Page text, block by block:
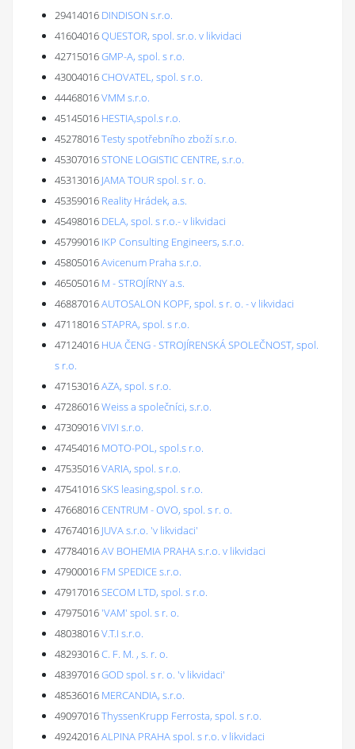
29414016 DINDISON s.r.o.
41604016QUESTOR, spol. sr.o. v likvidaci
42715016GMP-A, spol. s r.o.
43004016CHOVATEL, spol. s r.o.
44468016VMM s.r.o.
45145016 HESTIA,spol.s r.o.
45278016Testy spotřebního zboží s.r.o.
45307016STONE LOGISTIC CENTRE, s.r.o.
45313016 JAMA TOUR spol. s r. o.
45359016 Reality Hrádek, a.s.
45498016 DELA, spol. s r.o.- v likvidaci
45799016 IKP Consulting Engineers, s.r.o.
45805016Avicenum Praha s.r.o.
46505016 M - STROJÍRNY a.s.
46887016AUTOSALON KOPF, spol. s r. o. - v likvidaci
47118016STAPRA, spol. s r.o.
47124016 HUA ČENG - STROJÍRENSKÁ SPOLEČNOST, spol.
s r.o.
47153016AZA, spol. s r.o.
47286016Weiss a společníci, s.r.o.
47309016VIVI s.r.o.
47454016 MOTO-POL, spol.s r.o.
47535016VARIA, spol. s r.o.
47541016SKS leasing,spol. s r.o.
47668016CENTRUM - OVO, spol. s r. o.
47674016 JUVA s.r.o. 'v likvidaci'
47784016AV BOHEMIA PRAHA s.r.o. v likvidaci
47900016 FM SPEDICE s.r.o.
47917016SECOM LTD, spol. s r.o.
47975016'VAM' spol. s r. o.
48038016V.T.I s.r.o.
48293016C. F. M. , s. r. o.
48397016GOD spol. s r. o. 'v likvidaci'
48536016 MERCANDIA, s.r.o.
49097016ThyssenKrupp Ferrosta, spol. s r.o.
49242016ALPINA PRAHA spol. s r.o. v likvidaci